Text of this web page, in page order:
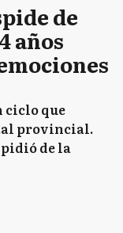
de
años
ciclo que
provincial.
de la